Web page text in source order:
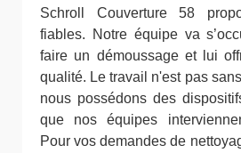
Schroll Couverture 58
fiables. Notre équipe va
faire un démoussage et lui
qualité. Le travail n'est pas
nous possédons des
que nos équipes
Pour vos demandes de